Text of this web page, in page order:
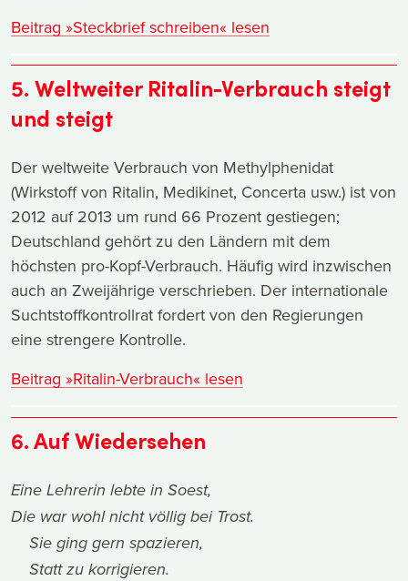
Beitrag »Steckbrief schreiben« lesen
5. Weltweiter Ritalin-Verbrauch steigt
und steigt
Der weltweite Verbrauch von Methylphenidat
(Wirkstoff von Ritalin, Medikinet, Concerta usw.) ist von
2012 auf 2013 um rund 66 Prozent gestiegen;
Deutschland gehört zu den Ländern mit dem
höchsten pro-Kopf-Verbrauch. Häufig wird inzwischen
auch an Zweijährige verschrieben. Der internationale
Suchtstoffkontrollrat fordert von den Regierungen
eine strengere Kontrolle.
Beitrag »Ritalin-Verbrauch« lesen
6. Auf Wiedersehen
Eine Lehrerin lebte in Soest,
Die war wohl nicht völlig bei Trost.
Sie ging gern spazieren,
Statt zu korrigieren.